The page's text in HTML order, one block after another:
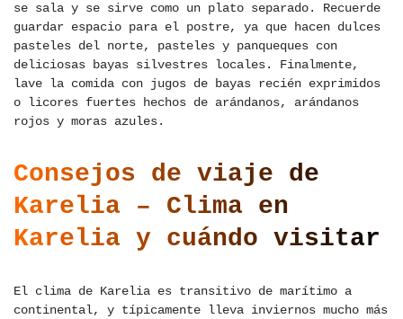
se sala y se sirve como un plato separado. Recuerde
guardar espacio para el postre, ya que hacen dulces
pasteles del norte, pasteles y panqueques con
deliciosas bayas silvestres locales. Finalmente,
lave la comida con jugos de bayas recién exprimidos
o licores fuertes hechos de arándanos, arándanos
rojos y moras azules.
Consejos de viaje de
Karelia – Clima en
Karelia y cuándo visitar
El clima de Karelia es transitivo de marítimo a
continental, y típicamente lleva inviernos mucho más